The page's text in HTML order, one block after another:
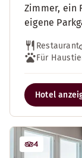
Zimmer, ein
eigene
Restaurant
Für
Hotel
4